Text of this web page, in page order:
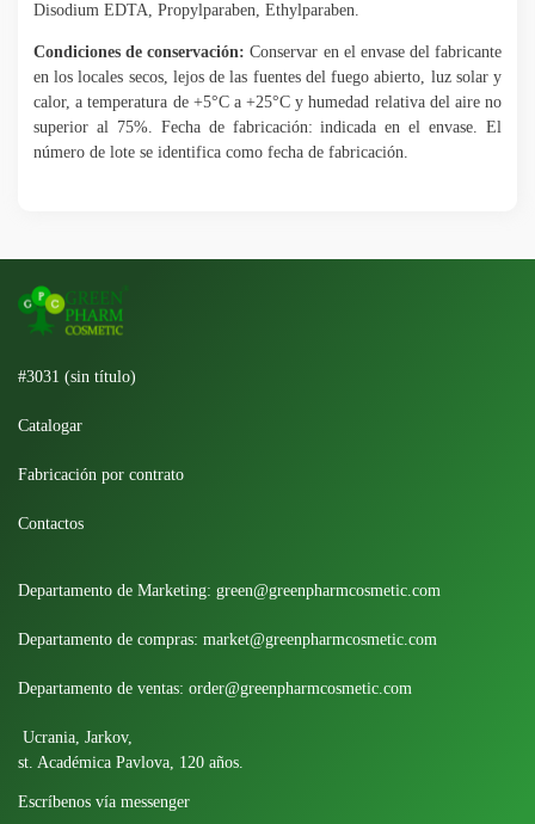
Disodium EDTA, Propylparaben, Ethylparaben.
Condiciones de conservación: Conservar en el envase del fabricante
en los locales secos, lejos de las fuentes del fuego abierto, luz solar y
calor, a temperatura de +5°C a +25°C y humedad relativa del aire no
superior al 75%. Fecha de fabricación: indicada en el envase. El
número de lote se identifica como fecha de fabricación.
#3031 (sin título)
Catalogar
Fabricación por contrato
Contactos
Departamento de Marketing: green@greenpharmcosmetic.com
Departamento de compras: market@greenpharmcosmetic.com
Departamento de ventas: order@greenpharmcosmetic.com
Ucrania, Jarkov,
st. Académica Pavlova, 120 años.
Escríbenos vía messenger